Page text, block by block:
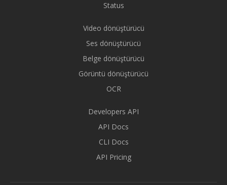
Status
Video dönüştürücü
Ses dönüştürücü
Belge dönüştürücü
Görüntü dönüştürücü
OCR
Developers API
API Docs
CLI Docs
API Pricing